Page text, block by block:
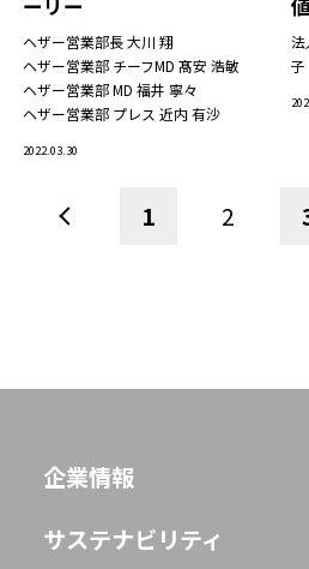
ーリー
ヘザー営業部長大川 翔
ヘザー営業部 チーフMD 髙安 浩敏
ヘザー営業部 MD福井 寧々
ヘザー営業部 プレス 近内 有沙
2022.03.30
法
子
1 2
企業情報
サステナビリティ